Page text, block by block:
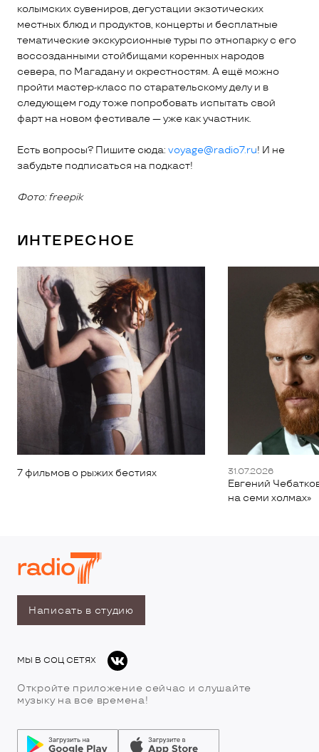
колымских сувениров, дегустации экзотических
местных блюд и продуктов, концерты и бесплатные
тематические экскурсионные туры по этнопарку с его
воссозданными стойбищами коренных народов
севера, по Магадану и окрестностям. А ещё можно
пройти мастер-класс по старательскому делу и в
следующем году тоже попробовать испытать свой
фарт на новом фестивале — уже как участник.
Есть вопросы? Пишите сюда: voyage@radio7.ru! И не
забудьте подписаться на подкаст!
Фото:freepik
ИНТЕРЕСНОЕ
7 фильмов о рыжих бестиях 31.07.2026
Евгений
на семи холмах»
Написать в студию
МЫ В СОЦ СЕТЯХ
Откройте приложение сейчас и слушайте
музыку на все времена!